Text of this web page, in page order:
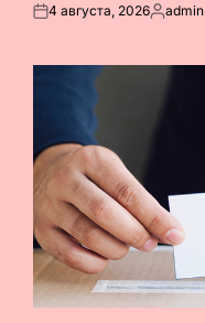
Опубликовано
4 августа, 2026Запись
admin